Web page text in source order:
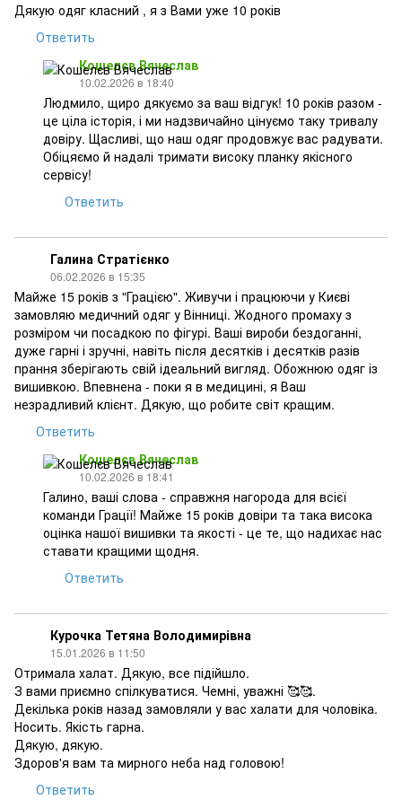
Дякую одяг класний , я з Вами уже 10 років
Ответить
Кошелєв Вячеслав
10.02.2026 в 18:40
Людмило, щиро дякуємо за ваш відгук! 10 років разом -
це ціла історія, і ми надзвичайно цінуємо таку тривалу
довіру. Щасливі, що наш одяг продовжує вас радувати.
Обіцяємо й надалі тримати високу планку якісного
сервісу!
Ответить
Галина Стратієнко
06.02.2026 в 15:35
Майже 15 років з "Грацією". Живучи і працюючи у Києві
замовляю медичний одяг у Вінниці. Жодного промаху з
розміром чи посадкою по фігурі. Ваші вироби бездоганні,
дуже гарні і зручні, навіть після десятків і десятків разів
прання зберігають свій ідеальний вигляд. Обожнюю одяг із
вишивкою. Впевнена - поки я в медицині, я Ваш
незрадливий клієнт. Дякую, що робите світ кращим.
Ответить
Кошелєв Вячеслав
10.02.2026 в 18:41
Галино, ваші слова - справжня нагорода для всієї
команди Грації! Майже 15 років довіри та така висока
оцінка нашої вишивки та якості - це те, що надихає нас
ставати кращими щодня.
Ответить
Курочка Тетяна Володимирівна
15.01.2026 в 11:50
Отримала халат. Дякую, все підійшло.
З вами приємно спілкуватися. Чемні, уважні 🥰🥰.
Декілька років назад замовляли у вас халати для чоловіка.
Носить. Якість гарна.
Дякую, дякую.
Здоров'я вам та мирного неба над головою!
Ответить